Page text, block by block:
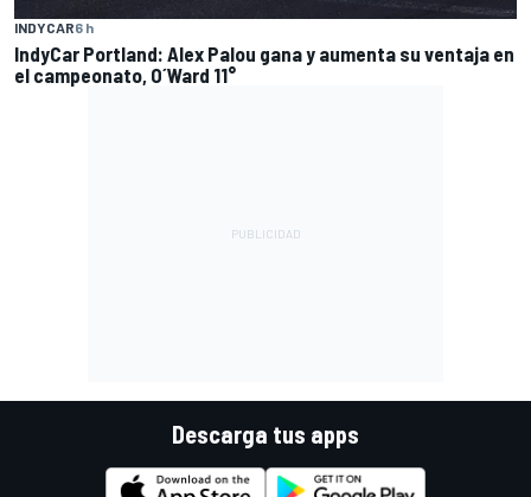
INDYCAR6 h
IndyCar Portland: Alex Palou gana y aumenta su ventaja en
el campeonato, O´Ward 11°
Descarga tus apps